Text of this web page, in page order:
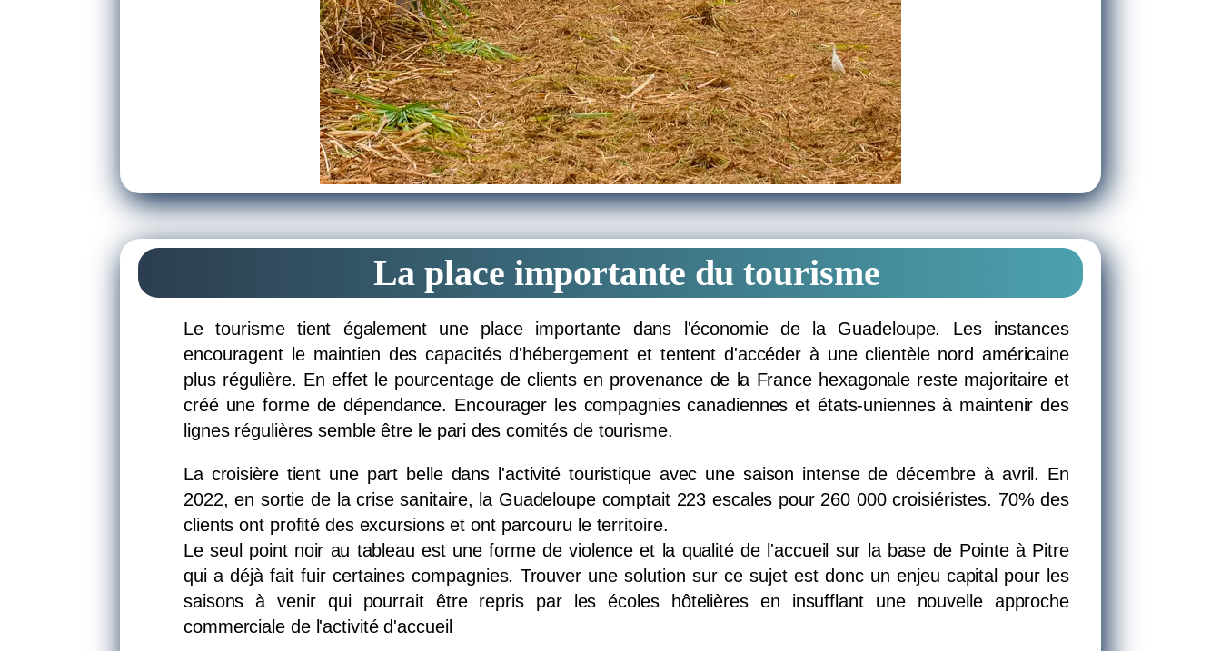
La place importante du tourisme
Le tourisme tient également une place importante dans l'économie de la Guadeloupe. Les instances
encouragent le maintien des capacités d'hébergement et tentent d'accéder à une clientèle nord américaine
plus régulière. En effet le pourcentage de clients en provenance de la France hexagonale reste majoritaire et
créé une forme de dépendance. Encourager les compagnies canadiennes et états-uniennes à maintenir des
lignes régulières semble être le pari des comités de tourisme.
La croisière tient une part belle dans l'activité touristique avec une saison intense de décembre à avril. En
2022, en sortie de la crise sanitaire, la Guadeloupe comptait 223 escales pour 260 000 croisiéristes. 70% des
clients ont profité des excursions et ont parcouru le territoire.
Le seul point noir au tableau est une forme de violence et la qualité de l'accueil sur la base de Pointe à Pitre
qui a déjà fait fuir certaines compagnies. Trouver une solution sur ce sujet est donc un enjeu capital pour les
saisons à venir qui pourrait être repris par les écoles hôtelières en insufflant une nouvelle approche
commerciale de l'activité d'accueil